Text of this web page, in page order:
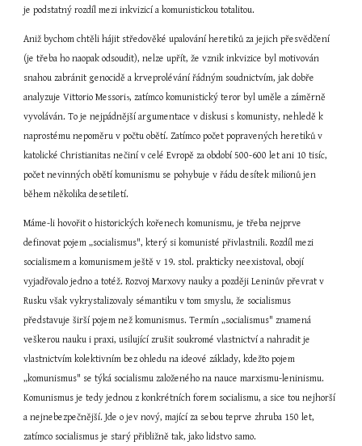
je podstatný rozdíl mezi inkvizicí a komunistickou totalitou.
Aniž bychom chtěli hájit středověké upalování heretiků za jejich přesvědčení
(je třeba ho naopak odsoudit), nelze upřít, že vznik inkvizice byl motivován
snahou zabránit genocidě a krveprolévání řádným soudnictvím, jak dobře
analyzuje Vittorio Messori5, zatímco komunistický teror byl uměle a záměrně
vyvoláván. To je nejpádnější argumentace v diskusi s komunisty, nehledě k
naprostému nepoměru v počtu obětí. Zatímco počet popravených heretiků v
katolické Christianitas nečiní v celé Evropě za období 500-600 let ani 10 tisíc,
počet nevinných obětí komunismu se pohybuje v řádu desítek milionů jen
během několika desetiletí.
Máme-li hovořit o historických kořenech komunismu, je třeba nejprve
definovat pojem „socialismus", který si komunisté přivlastnili. Rozdíl mezi
socialismem a komunismem ještě v 19. stol. prakticky neexistoval, obojí
vyjadřovalo jedno a totéž. Rozvoj Marxovy nauky a později Leninův převrat v
Rusku však vykrystalizovaly sémantiku v tom smyslu, že socialismus
představuje širší pojem než komunismus. Termín „socialismus" znamená
veškerou nauku i praxi, usilující zrušit soukromé vlastnictví a nahradit je
vlastnictvím kolektivním bez ohledu na ideové základy, kdežto pojem
„komunismus" se týká socialismu založeného na nauce marxismu-leninismu.
Komunismus je tedy jednou z konkrétních forem socialismu, a sice tou nejhorší
a nejnebezpečnější. Jde o jev nový, mající za sebou teprve zhruba 150 let,
zatímco socialismus je starý přibližně tak, jako lidstvo samo.